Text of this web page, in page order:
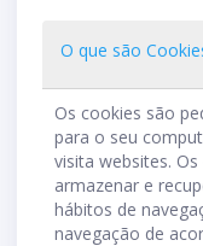
O que são
Os cookies são
para o seu
visita websites.
armazenar e
hábitos de
navegação de